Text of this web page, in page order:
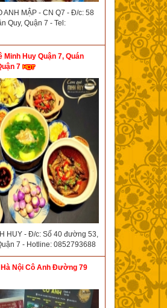
ANH MẬP - CN Q7 - Đ/c: 58
Quy, Quận 7 - Tel:
Minh Huy Quận 7, Quán
7
HUY - Đ/c: Số 40 đường 53,
7 - Hotline: 0852793688
Nội Cô Anh Đường 79